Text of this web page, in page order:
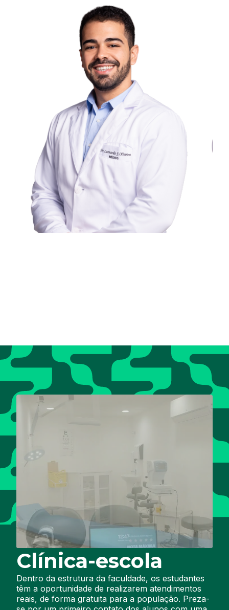
Clínica-escola
Dentro da estrutura da faculdade, os estudantes
têm a oportunidade de realizarem atendimentos
reais, de forma gratuita para a população. Preza-